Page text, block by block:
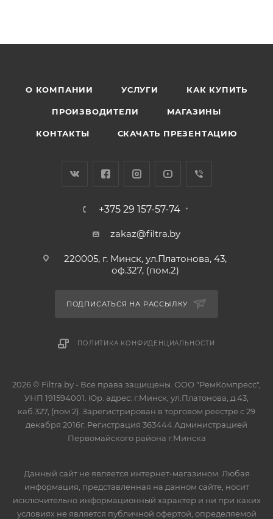
О КОМПАНИИ УСЛУГИ КАК КУПИТЬ
ПРОИЗВОДИТЕЛИ МАГАЗИНЫ
КОНТАКТЫ СКАЧАТЬ ПРЕЗЕНТАЦИЮ
+375 29 157-57-74
zakaz@filtra.by
220005, г. Минск, ул.Платонова, 43,
оф.327, (пом.2)
ПОДПИСАТЬСЯ НА РАССЫЛКУ
ПОЛИТИКА КОНФИДЕНЦИАЛЬНОСТИ
2026 © Filtra.by - Все права защищены. ООО "РемКомпресс",
УНП 191594001. Юр. адрес: г.Минск, ул.Платонова, д.43,
каб.327, (пом 2). Зарегистрирован в торговом реестре с 29
декабря 2016г. Регистрация 363444 Администрацией
Первомайского района г.Минска
Данный сайт не является интернет-магазином. Любая
информация, представленная на данном сайте, носит
исключительно информационный характер и ни при каких
условиях не является публичной офертой, определяемой